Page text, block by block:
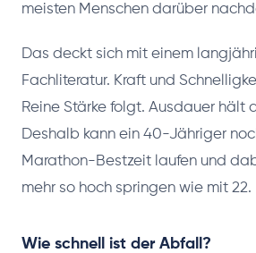
meisten Menschen darüber
Das deckt sich mit einem
Fachliteratur. Kraft und
Reine Stärke folgt. Ausdauer hält
Deshalb kann ein 40-Jähriger
Marathon-Bestzeit laufen und
mehr so hoch springen wie mit 22.
Wie schnell ist der Abfall?